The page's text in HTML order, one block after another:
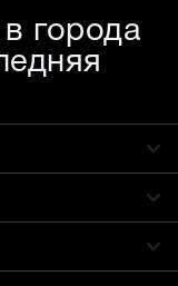
города